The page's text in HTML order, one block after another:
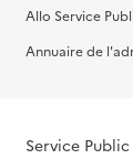
Allo Service
Annuaire de
Service